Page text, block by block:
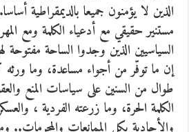
الذين لا يؤمنون جميعا بالديمقراطية
مستنير حقيقي مع أدعياء الكلمة ومع
السياسيين الذين وجدوا الساحة
إن ما توفّر من أجواء مساعدة، وما ورثه
طوال من السنين على سياسات المنع
الكلمة الحرة، وما زرعته الفردية ،